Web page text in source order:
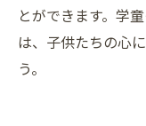
とができます。学
は、子供たちの心
う。